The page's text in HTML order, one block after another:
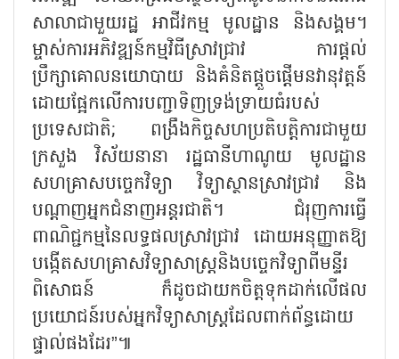
សាលាជាមួយរដ្ឋ អាជីវកម្ម មូលដ្ឋាន និងសង្គម។
ម្ចាស់ការអភិវឌ្ឍន៍កម្មវិធីស្រាវជ្រាវ ការផ្ដល់
ប្រឹក្សាគោលនយោបាយ និងគំនិតផ្តួចផ្តើមនវានុវត្តន៍
ដោយផ្អែកលើការបញ្ជាទិញទ្រង់ទ្រាយធំរបស់
ប្រទេសជាតិ; ពង្រឹងកិច្ចសហប្រតិបត្តិការជាមួយ
ក្រសួង វិស័យនានា រដ្ឋធានីហាណូយ មូលដ្ឋាន
សហគ្រាសបច្ចេកវិទ្យា វិទ្យាស្ថានស្រាវជ្រាវ និង
បណ្តាញអ្នកជំនាញអន្តរជាតិ។ ជំរុញការធ្វើ
ពាណិជ្ជកម្មនៃលទ្ធផលស្រាវជ្រាវ ដោយអនុញ្ញាតឱ្យ
បង្កើតសហគ្រាសវិទ្យាសាស្ត្រនិងបច្ចេកវិទ្យាពីមន្ទីរ
ពិសោធន៍ ក៏ដូចជាយកចិត្តទុកដាក់លើផល
ប្រយោជន៍របស់អ្នកវិទ្យាសាស្ត្រដែលពាក់ព័ន្ធដោយ
ផ្ទាល់ផងដែរ”៕